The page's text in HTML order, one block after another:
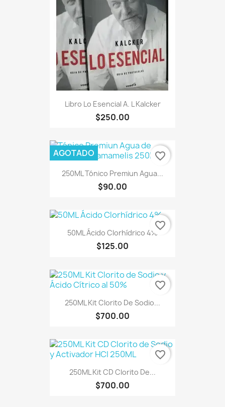
Libro Lo Esencial A. L Kalcker
$250.00
250ML Tónico Premiun Agua...
$90.00
AGOTADO favorite_border
50ML Ácido Clorhídrico 4%
$125.00
favorite_border
250ML Kit Clorito De Sodio...
$700.00
favorite_border
250ML Kit CD Clorito De...
$700.00
favorite_border